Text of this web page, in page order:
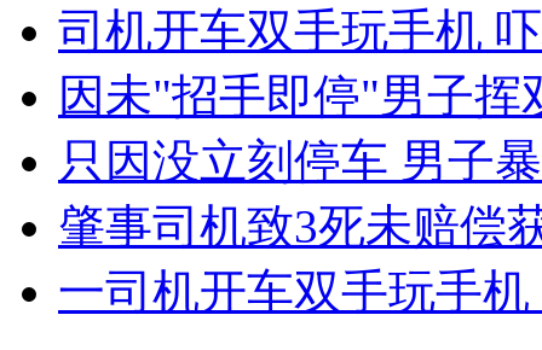
山西运城恶犬咬伤多人 警民合力深夜将其击毙
女孩北京地铁殴打老人 痛下狠手拳打脚踢
无痛分娩是否安全 医生回应
外交部：反对强权政治霸凌主义
司机开车双手玩手机
因未"招手即停"男子
只因没立刻停车 男子
肇事司机致3死未赔偿
一司机开车双手玩手